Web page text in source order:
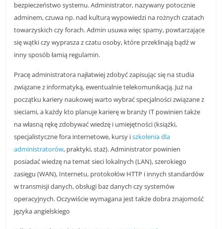
bezpieczeństwo systemu. Administrator, nazywany potocznie
adminem, czuwa np. nad kulturą wypowiedzi na rożnych czatach
towarzyskich czy forach. Admin usuwa więc spamy, powtarzające
się wątki czy wyprasza z czatu osoby, które przeklinają bądź w
inny sposób łamią regulamin.
Pracę administratora najłatwiej zdobyć zapisując się na studia
związane z informatyką, ewentualnie telekomunikacją. Już na
początku kariery naukowej warto wybrać specjalności związane z
sieciami, a każdy kto planuje karierę w branży IT powinien także
na własną rękę zdobywać wiedzę i umiejętności (książki,
specjalistyczne fora internetowe, kursy iszkolenia dla
administratorów, praktyki, staż). Administrator powinien
posiadać wiedzę na temat sieci lokalnych (LAN), szerokiego
zasięgu (WAN), Internetu, protokołów HTTP i innych standardów
w transmisji danych, obsługi baz danych czy systemów
operacyjnych. Oczywiście wymagana jest także dobra znajomość
języka angielskiego